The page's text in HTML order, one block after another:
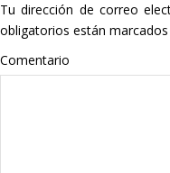
Moda
Multimedia
Tu dirección de correo
obligatorios están
Comentario